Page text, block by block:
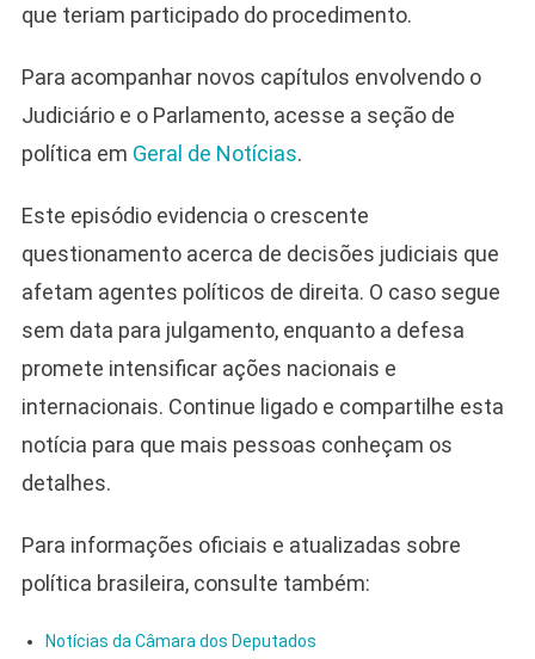
que teriam participado do procedimento.
Para acompanhar novos capítulos envolvendo o
Judiciário e o Parlamento, acesse a seção de
política em Geral de Notícias.
Este episódio evidencia o crescente
questionamento acerca de decisões judiciais que
afetam agentes políticos de direita. O caso segue
sem data para julgamento, enquanto a defesa
promete intensificar ações nacionais e
internacionais. Continue ligado e compartilhe esta
notícia para que mais pessoas conheçam os
detalhes.
Para informações oficiais e atualizadas sobre
política brasileira, consulte também:
Notícias da Câmara dos Deputados